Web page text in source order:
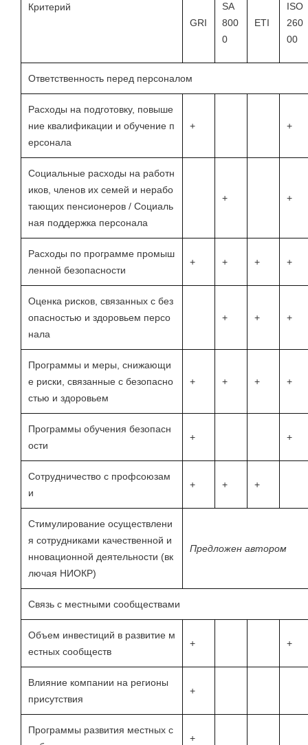
Критерий
GRI
SA
800
0
ETI
ISO
260
00
Ответственность перед персоналом
Расходы на подготовку, повыше
ние квалификации и обучение п
ерсонала
+ +
Социальные расходы на работн
иков, членов их семей и нерабо
тающих пенсионеров / Социаль
ная поддержка персонала
+ +
Расходы по программе промыш
ленной безопасности
+ + + +
Оценка рисков, связанных с без
опасностью и здоровьем персо
нала
+ + +
Программы и меры, снижающи
е риски, связанные с безопасно
стью и здоровьем
+ + + +
Программы обучения безопасн
ости
+ +
Сотрудничество с профсоюзам
и
+ + +
Стимулирование осуществлени
я сотрудниками качественной и
нновационной деятельности (вк
лючая НИОКР)
Предложен автором
Связь с местными сообществами
Объем инвестиций в развитие м
естных сообществ
+ +
Влияние компании на регионы
присутствия
+
Программы развития местных с
+